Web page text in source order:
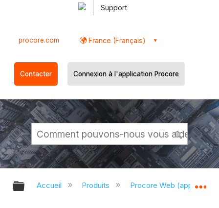
Support
procore.com France (Français)
Contacter Connexion à l'application Procore
Développer/réduire la hiérarchie
Accueil Produits Procore Web